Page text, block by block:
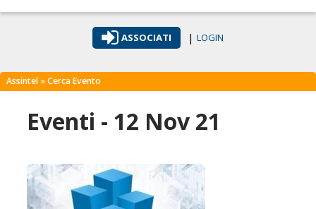
ASSOCIATI | LOGIN
Assintel » Cerca Evento
Eventi - 12 Nov 21